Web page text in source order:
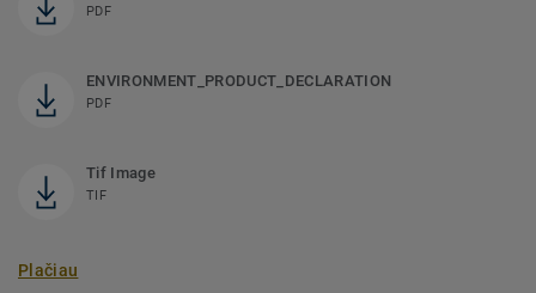
PDF
ENVIRONMENT_PRODUCT_DECLARATION
PDF
Tif Image
TIF
Plačiau